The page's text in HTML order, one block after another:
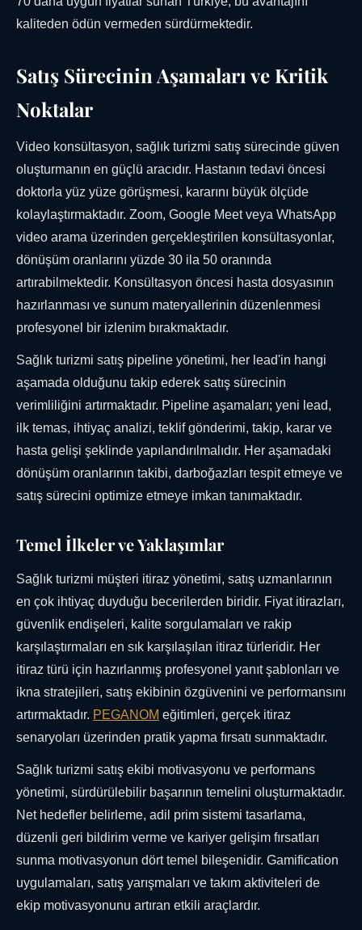
kaliteden ödün vermeden sürdürmektedir.
Satış Sürecinin Aşamaları ve Kritik
Noktalar
Video konsültasyon, sağlık turizmi satış sürecinde güven
oluşturmanın en güçlü aracıdır. Hastanın tedavi öncesi
doktorla yüz yüze görüşmesi, kararını büyük ölçüde
kolaylaştırmaktadır. Zoom, Google Meet veya WhatsApp
video arama üzerinden gerçekleştirilen konsültasyonlar,
dönüşüm oranlarını yüzde 30 ila 50 oranında
artırabilmektedir. Konsültasyon öncesi hasta dosyasının
hazırlanması ve sunum materyallerinin düzenlenmesi
profesyonel bir izlenim bırakmaktadır.
Sağlık turizmi satış pipeline yönetimi, her lead'in hangi
aşamada olduğunu takip ederek satış sürecinin
verimliliğini artırmaktadır. Pipeline aşamaları; yeni lead,
ilk temas, ihtiyaç analizi, teklif gönderimi, takip, karar ve
hasta gelişi şeklinde yapılandırılmalıdır. Her aşamadaki
dönüşüm oranlarının takibi, darboğazları tespit etmeye ve
satış sürecini optimize etmeye imkan tanımaktadır.
Temel İlkeler ve Yaklaşımlar
Sağlık turizmi müşteri itiraz yönetimi, satış uzmanlarının
en çok ihtiyaç duyduğu becerilerden biridir. Fiyat itirazları,
güvenlik endişeleri, kalite sorgulamaları ve rakip
karşılaştırmaları en sık karşılaşılan itiraz türleridir. Her
itiraz türü için hazırlanmış profesyonel yanıt şablonları ve
ikna stratejileri, satış ekibinin özgüvenini ve performansını
artırmaktadır. PEGANOM eğitimleri, gerçek itiraz
senaryoları üzerinden pratik yapma fırsatı sunmaktadır.
Sağlık turizmi satış ekibi motivasyonu ve performans
yönetimi, sürdürülebilir başarının temelini oluşturmaktadır.
Net hedefler belirleme, adil prim sistemi tasarlama,
düzenli geri bildirim verme ve kariyer gelişim fırsatları
sunma motivasyonun dört temel bileşenidir. Gamification
uygulamaları, satış yarışmaları ve takım aktiviteleri de
ekip motivasyonunu artıran etkili araçlardır.